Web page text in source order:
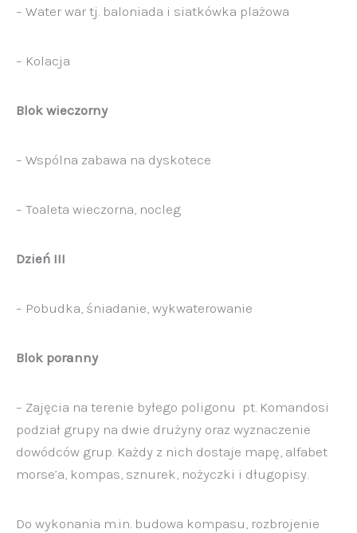
– Water war tj. baloniada i siatkówka plażowa
– Kolacja
Blok wieczorny
– Wspólna zabawa na dyskotece
– Toaleta wieczorna, nocleg
Dzień III
– Pobudka, śniadanie, wykwaterowanie
Blok poranny
– Zajęcia na terenie byłego poligonu pt. Komandosi
podział grupy na dwie drużyny oraz wyznaczenie
dowódców grup. Każdy z nich dostaje mapę, alfabet
morse’a, kompas, sznurek, nożyczki i długopisy.
Do wykonania m.in. budowa kompasu, rozbrojenie